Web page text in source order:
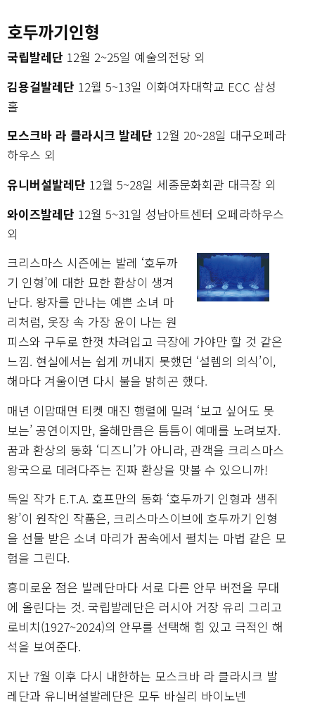
호두까기인형
국립발레단 12월 2~25일 예술의전당 외
김용걸발레단 12월 5~13일 이화여자대학교 ECC 삼성
홀
모스크바 라 클라시크 발레단 12월 20~28일 대구오페라
하우스 외
유니버설발레단 12월 5~28일 세종문화회관 대극장 외
와이즈발레단 12월 5~31일 성남아트센터 오페라하우스
외
크리스마스 시즌에는 발레 ‘호두까
기 인형’에 대한 묘한 환상이 생겨
난다. 왕자를 만나는 예쁜 소녀 마
리처럼, 옷장 속 가장 윤이 나는 원
피스와 구두로 한껏 차려입고 극장에 가야만 할 것 같은
느낌. 현실에서는 쉽게 꺼내지 못했던 ‘설렘의 의식’이,
해마다 겨울이면 다시 불을 밝히곤 했다.
매년 이맘때면 티켓 매진 행렬에 밀려 ‘보고 싶어도 못
보는’ 공연이지만, 올해만큼은 틈틈이 예매를 노려보자.
꿈과 환상의 동화 ‘디즈니’가 아니라, 관객을 크리스마스
왕국으로 데려다주는 진짜 환상을 맛볼 수 있으니까!
독일 작가 E.T.A. 호프만의 동화 ‘호두까기 인형과 생쥐
왕’이 원작인 작품은, 크리스마스이브에 호두까기 인형
을 선물 받은 소녀 마리가 꿈속에서 펼치는 마법 같은 모
험을 그린다.
흥미로운 점은 발레단마다 서로 다른 안무 버전을 무대
에 올린다는 것. 국립발레단은 러시아 거장 유리 그리고
로비치(1927~2024)의 안무를 선택해 힘 있고 극적인 해
석을 보여준다.
지난 7월 이후 다시 내한하는 모스크바 라 클라시크 발
레단과 유니버설발레단은 모두 바실리 바이노넨